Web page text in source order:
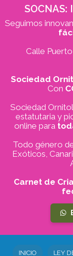
Seguimos
Calle
Sociedad
Con
Sociedad
estatutaria y
online para
Todo género
Exóticos,
Carnet de
INICIO LEY